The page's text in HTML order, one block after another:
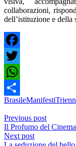
collaborazioni,
dell’istituzione e della
Facebook
Twitter
WhatsApp
Share
BrasileManifesti
Previous post
Il Profumo del
Next post